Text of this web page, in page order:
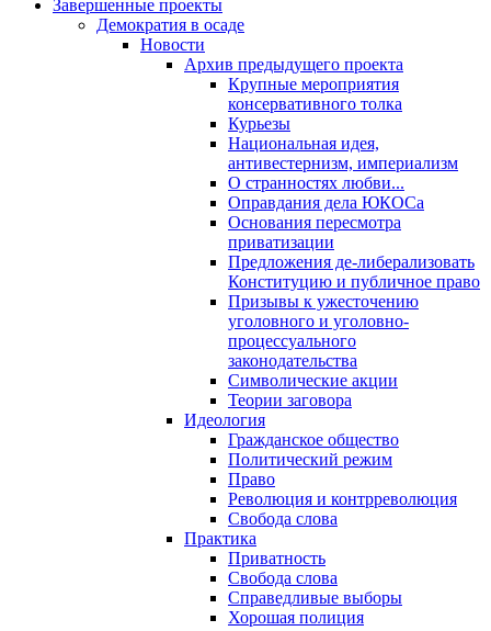
Завершенные проекты
Демократия в осаде
Новости
Архив предыдущего проекта
Крупные мероприятия
консервативного толка
Курьезы
Национальная идея,
антивестернизм, империализм
О странностях любви...
Оправдания дела ЮКОСа
Основания пересмотра
приватизации
Предложения де-либерализовать
Конституцию и публичное право
Призывы к ужесточению
уголовного и уголовно-
процессуального
законодательства
Символические акции
Теории заговора
Идеология
Гражданское общество
Политический режим
Право
Революция и контрреволюция
Свобода слова
Практика
Приватность
Свобода слова
Справедливые выборы
Хорошая полиция